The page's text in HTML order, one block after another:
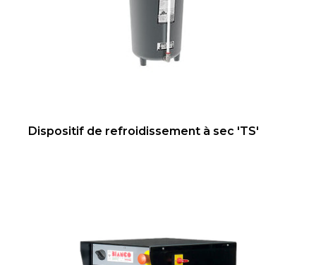
Dispositif de refroidissement à sec 'TS'